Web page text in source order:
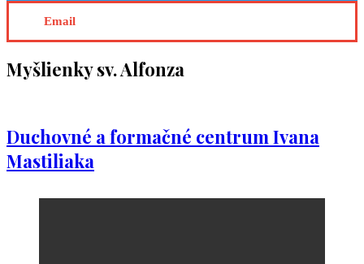
Email
Myšlienky sv. Alfonza
Duchovné a formačné centrum Ivana
Mastiliaka